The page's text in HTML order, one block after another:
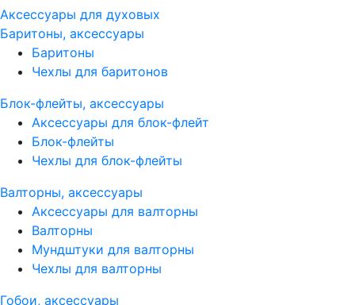
Аксессуары для духовых
Баритоны, аксессуары
Баритоны
Чехлы для баритонов
Блок-флейты, аксессуары
Аксессуары для блок-флейт
Блок-флейты
Чехлы для блок-флейты
Валторны, аксессуары
Аксессуары для валторны
Валторны
Мундштуки для валторны
Чехлы для валторны
Гобои, аксессуары